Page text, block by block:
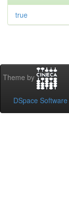
true
Theme by
DSpace Software